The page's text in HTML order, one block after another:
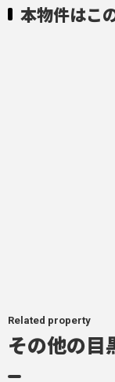
本物件はこ
Related property
その他の目